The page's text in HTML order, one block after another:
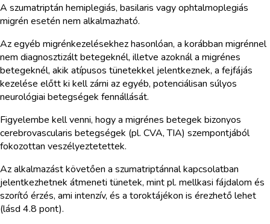
A szumatriptán hemiplegiás, basilaris vagy ophtalmoplegiás
migrén esetén nem alkalmazható.
Az egyéb migrénkezelésekhez hasonlóan, a korábban migrénnel
nem diagnosztizált betegeknél, illetve azoknál a migrénes
betegeknél, akik atípusos tünetekkel jelentkeznek, a fejfájás
kezelése előtt ki kell zárni az egyéb, potenciálisan súlyos
neurológiai betegségek fennállását.
Figyelembe kell venni, hogy a migrénes betegek bizonyos
cerebrovascularis betegségek (pl. CVA, TIA) szempontjából
fokozottan veszélyeztetettek.
Az alkalmazást követően a szumatriptánnal kapcsolatban
jelentkezhetnek átmeneti tünetek, mint pl. mellkasi fájdalom és
szorító érzés, ami intenzív, és a toroktájékon is érezhető lehet
(lásd 4.8 pont).